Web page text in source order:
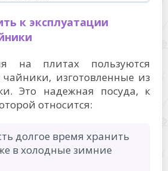
к эксплуатации
на плитах пользуются
изготовленные из
Это надежная посуда, к
относится:
долгое время хранить
в холодные зимние